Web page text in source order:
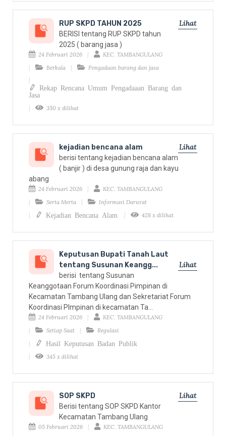
RUP SKPD TAHUN 2025 Lihat
BERISI tentang RUP SKPD tahun
2025 ( barang jasa )
24 Februari 2026
KEC. TAMBANGULANG
Berkala
Pengadaan barang dan jasa
Rekap Rencana Umum Pengadaaan Barang dan
Jasa
350 x dilihat
kejadian bencana alam Lihat
berisi tentang kejadian bencana alam
( banjir ) di desa gunung raja dan kayu
abang
24 Februari 2026
KEC. TAMBANGULANG
Serta Merta
Informasi Darurat
Kejadian Bencana Alam
428 x dilihat
Keputusan Bupati Tanah Laut
tentang Susunan Keangg...
Lihat
berisi tentang Susunan
Keanggotaan Forum Koordinasi Pimpinan di
Kecamatan Tambang Ulang dan Sekretariat Forum
Koordinasi PImpinan di kecamatan Ta...
24 Februari 2026
KEC. TAMBANGULANG
Setiap Saat
Regulasi
Hasil Keputusan Badan Publik
345 x dilihat
SOP SKPD Lihat
Berisi tentang SOP SKPD Kantor
Kecamatan Tambang Ulang
05 Februari 2026 KEC. TAMBANGULANG